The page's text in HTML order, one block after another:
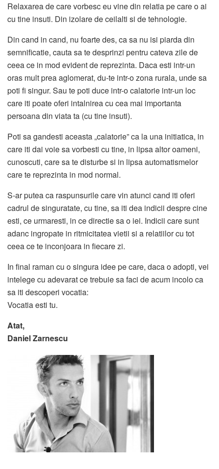
Relaxarea de care vorbesc eu vine din relatia pe care o ai
cu tine insuti. Din izolare de ceilalti si de tehnologie.
Din cand in cand, nu foarte des, ca sa nu isi piarda din
semnificatie, cauta sa te desprinzi pentru cateva zile de
ceea ce in mod evident de reprezinta. Daca esti intr-un
oras mult prea aglomerat, du-te intr-o zona rurala, unde sa
poti fi singur. Sau te poti duce intr-o calatorie intr-un loc
care iti poate oferi intalnirea cu cea mai importanta
persoana din viata ta (cu tine insuti).
Poti sa gandesti aceasta „calatorie” ca la una initiatica, in
care iti dai voie sa vorbesti cu tine, in lipsa altor oameni,
cunoscuti, care sa te disturbe si in lipsa automatismelor
care te reprezinta in mod normal.
S-ar putea ca raspunsurile care vin atunci cand iti oferi
cadrul de singuratate, cu tine, sa iti dea indicii despre cine
esti, ce urmaresti, in ce directie sa o iei. Indicii care sunt
adanc ingropate in ritmicitatea vietii si a relatiilor cu tot
ceea ce te inconjoara in fiecare zi.
In final raman cu o singura idee pe care, daca o adopti, vei
intelege cu adevarat ce trebuie sa faci de acum incolo ca
sa iti descoperi vocatia:
Vocatia esti tu.
Atat,
Daniel Zarnescu